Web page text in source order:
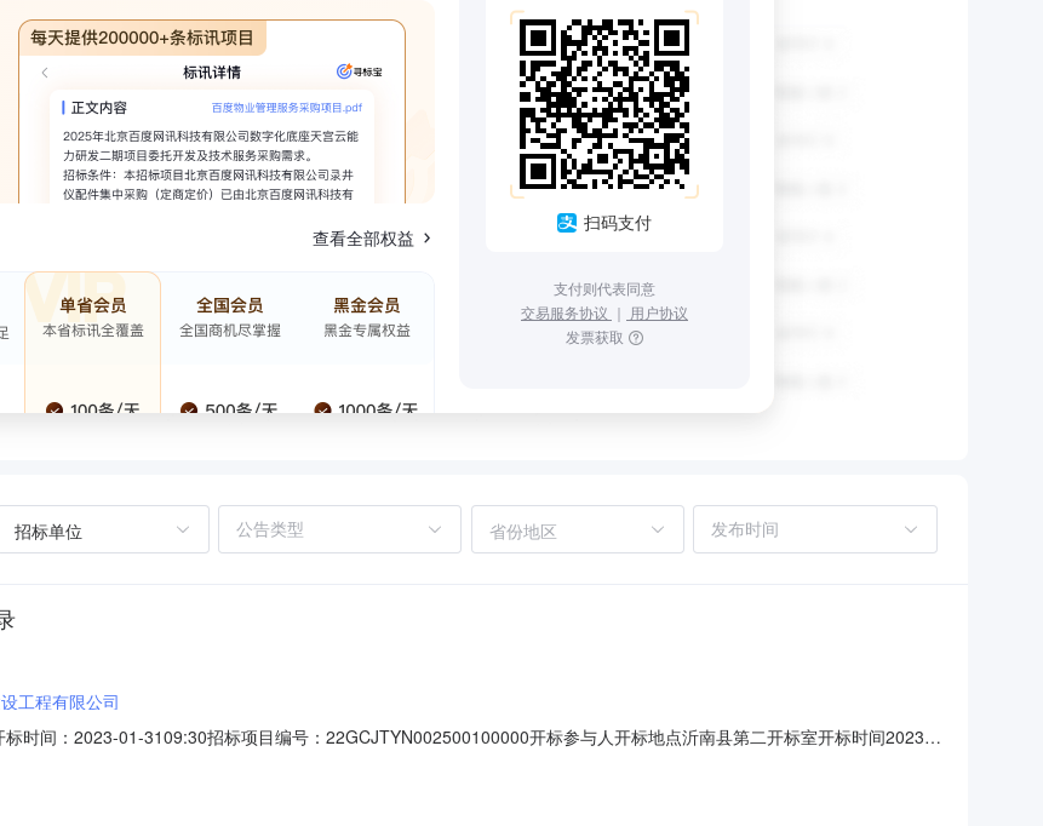
查看全部权益
扫码支付
支付则代表同意
交易服务协议 ｜ 用户协议
发票获取
招标单位 省份地区
工程有限公司
时间：2023-01-3109:30招标项目编号：22GCJTYN002500100000开标参与人开标地点沂南县第二开标室开标时间2023-
保证金金额:元,投标文件递交时间:,投标人名称:山东万顺路桥工程有限公